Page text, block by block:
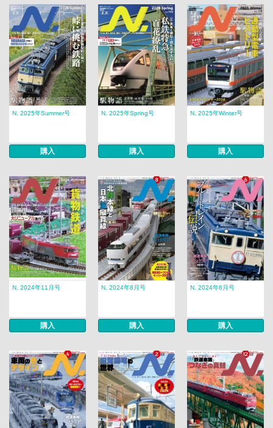
N. 2025年Summer号
購入
N. 2025年Spring号
購入
N. 2025年Winter号
購入
N. 2024年11月号
購入
N. 2024年8月号
購入
N. 2024年6月号
購入